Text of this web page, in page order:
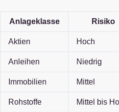
Anlageklasse Risiko
Aktien Hoch
Anleihen Niedrig
Immobilien Mittel
Rohstoffe Mittel bis